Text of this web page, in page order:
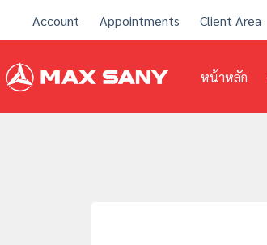
Account Appointments Client Area
หน้าหลัก